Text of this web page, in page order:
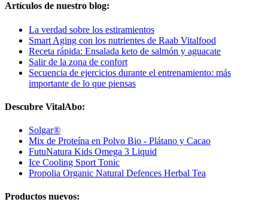
Artículos de nuestro blog:
La verdad sobre los estiramientos
Smart Aging con los nutrientes de Raab Vitalfood
Receta rápida: Ensalada keto de salmón y aguacate
Salir de la zona de confort
Secuencia de ejercicios durante el entrenamiento: más
importante de lo que piensas
Descubre VitalAbo:
Solgar®
Mix de Proteína en Polvo Bio - Plátano y Cacao
FutuNatura Kids Omega 3 Liquid
Ice Cooling Sport Tonic
Propolia Organic Natural Defences Herbal Tea
Productos nuevos: